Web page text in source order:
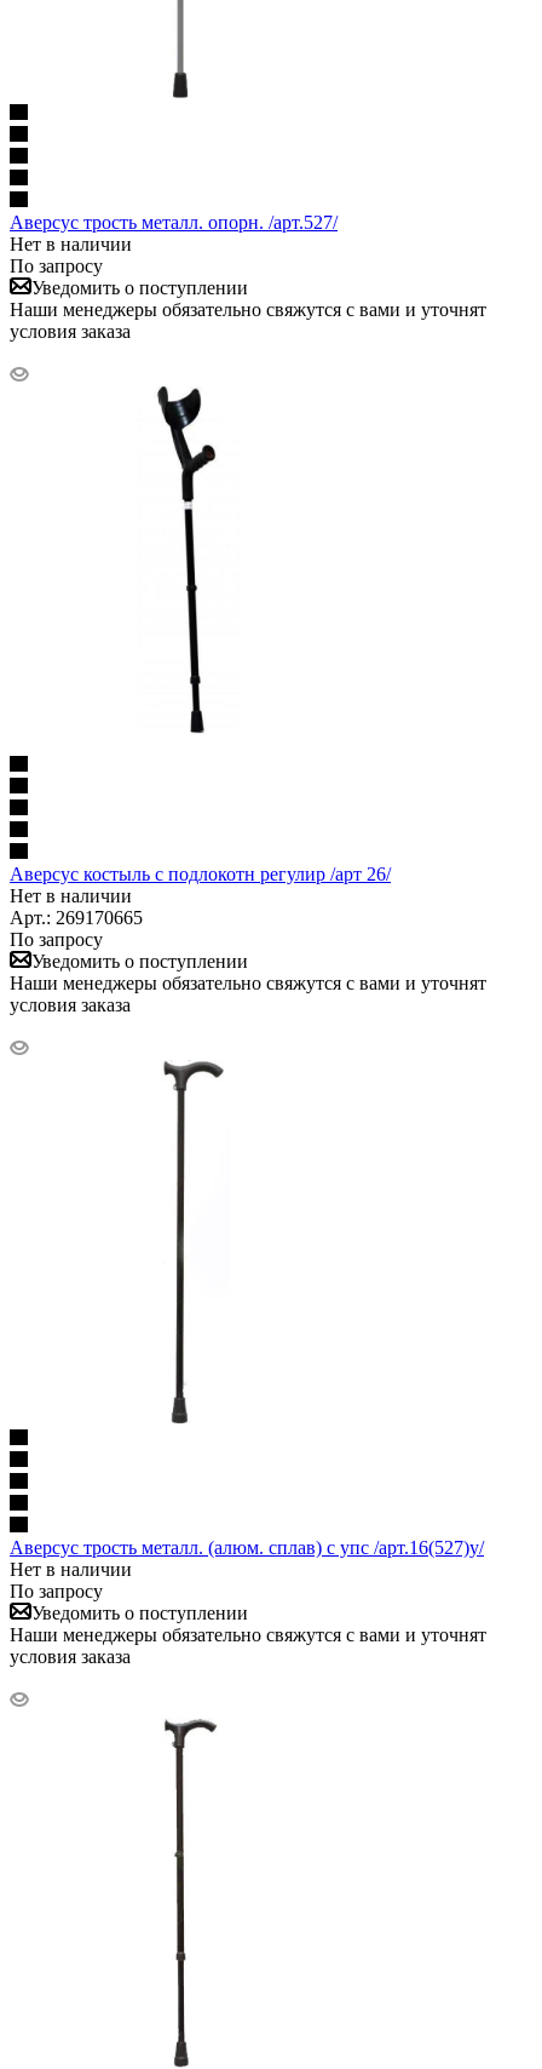
Аверсус трость металл. опорн. /арт.527/
Нет в наличии
По запросу
Уведомить о поступлении
Наши менеджеры обязательно свяжутся с вами и уточнят
условия заказа
Аверсус костыль с подлокотн регулир /арт 26/
Нет в наличии
Арт.: 269170665
По запросу
Уведомить о поступлении
Наши менеджеры обязательно свяжутся с вами и уточнят
условия заказа
Аверсус трость металл. (алюм. сплав) с упс /арт.16(527)у/
Нет в наличии
По запросу
Уведомить о поступлении
Наши менеджеры обязательно свяжутся с вами и уточнят
условия заказа